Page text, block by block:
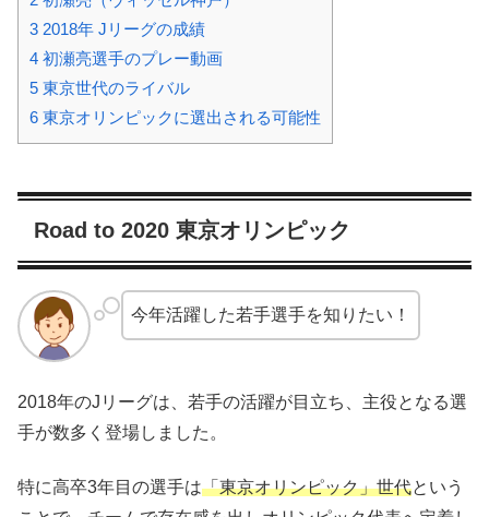
3 2018年 Jリーグの成績
4 初瀬亮選手のプレー動画
5 東京世代のライバル
6 東京オリンピックに選出される可能性
Road to 2020 東京オリンピック
今年活躍した若手選手を知りたい！
2018年のJリーグは、若手の活躍が目立ち、主役となる選
手が数多く登場しました。
特に高卒3年目の選手は「東京オリンピック」世代という